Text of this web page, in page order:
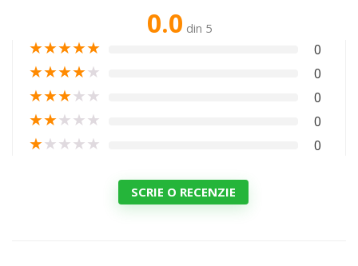
0.0 din 5
★★★★★ 0
★★★★★ 0
★★★★★ 0
★★★★★ 0
★★★★★ 0
SCRIE O RECENZIE